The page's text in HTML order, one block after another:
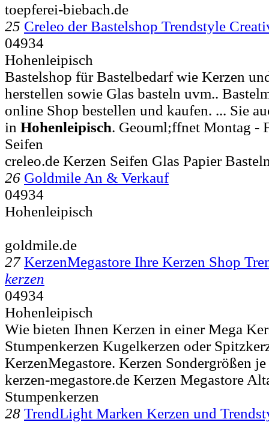
toepferei-biebach.de
25 Creleo der Bastelshop Trendstyle
04934
Hohenleipisch
Bastelshop für Bastelbedarf wie Kerzen
herstellen sowie Glas basteln uvm..
online Shop bestellen und kaufen. ... Sie
in Hohenleipisch. Geouml;ffnet Montag -
Seifen
creleo.de Kerzen Seifen Glas Papier
26 Goldmile An & Verkauf
04934
Hohenleipisch
goldmile.de
27 KerzenMegastore Ihre Kerzen Shop
kerzen
04934
Hohenleipisch
Wie bieten Ihnen Kerzen in einer Mega
Stumpenkerzen Kugelkerzen oder
KerzenMegastore. Kerzen Sondergrößen
kerzen-megastore.de Kerzen Megastore
Stumpenkerzen
28 TrendLight Marken Kerzen und